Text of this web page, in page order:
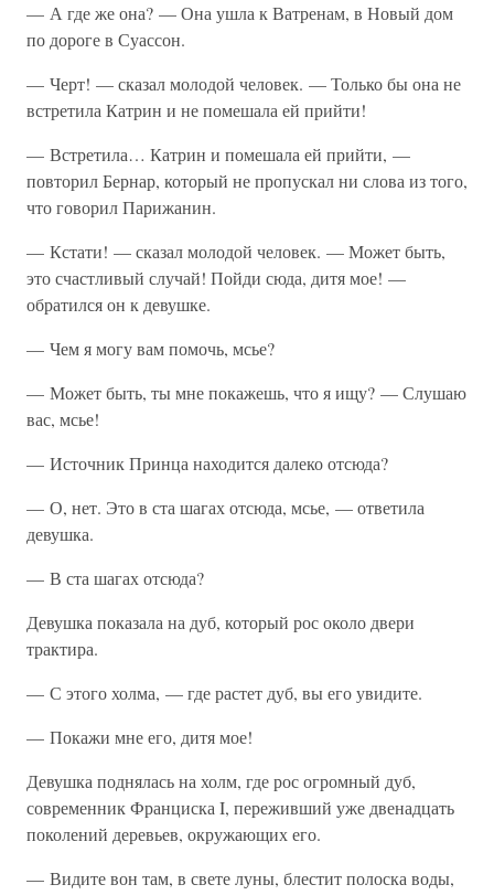
— А где же она? — Она ушла к Ватренам, в Новый дом
по дороге в Суассон.
— Черт! — сказал молодой человек. — Только бы она не
встретила Катрин и не помешала ей прийти!
— Встретила… Катрин и помешала ей прийти, —
повторил Бернар, который не пропускал ни слова из того,
что говорил Парижанин.
— Кстати! — сказал молодой человек. — Может быть,
это счастливый случай! Пойди сюда, дитя мое! —
обратился он к девушке.
— Чем я могу вам помочь, мсье?
— Может быть, ты мне покажешь, что я ищу? — Слушаю
вас, мсье!
— Источник Принца находится далеко отсюда?
— О, нет. Это в ста шагах отсюда, мсье, — ответила
девушка.
— В ста шагах отсюда?
Девушка показала на дуб, который рос около двери
трактира.
— С этого холма, — где растет дуб, вы его увидите.
— Покажи мне его, дитя мое!
Девушка поднялась на холм, где рос огромный дуб,
современник Франциска I, переживший уже двенадцать
поколений деревьев, окружающих его.
— Видите вон там, в свете луны, блестит полоска воды,